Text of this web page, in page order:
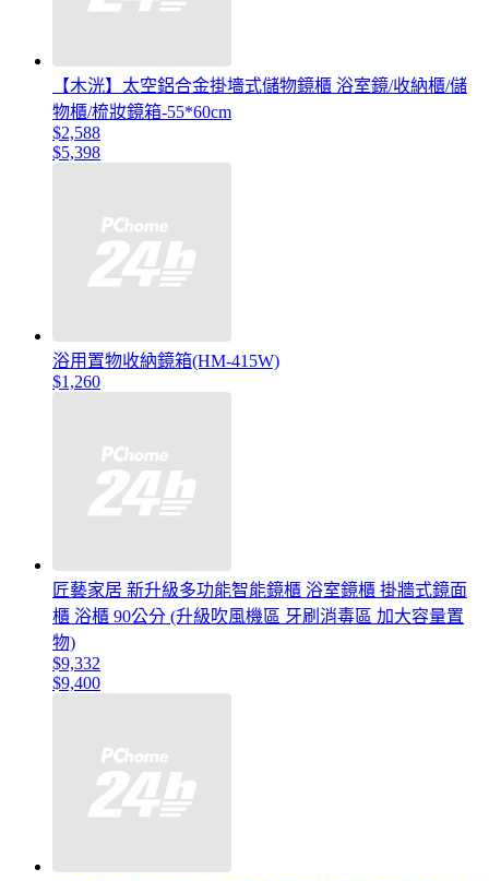
【木洸】太空鋁合金掛墻式儲物鏡櫃 浴室鏡/收納櫃/儲
物櫃/梳妝鏡箱-55*60cm
$2,588
$5,398
浴用置物收納鏡箱(HM-415W)
$1,260
匠藝家居 新升級多功能智能鏡櫃 浴室鏡櫃 掛牆式鏡面
櫃 浴櫃 90公分 (升級吹風機區 牙刷消毒區 加大容量置
物)
$9,332
$9,400